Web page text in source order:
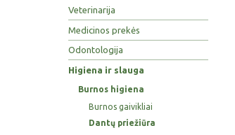
Veterinarija
Medicinos prekės
Odontologija
Higiena ir slauga
Burnos higiena
Burnos gaivikliai
Dantų priežiūra